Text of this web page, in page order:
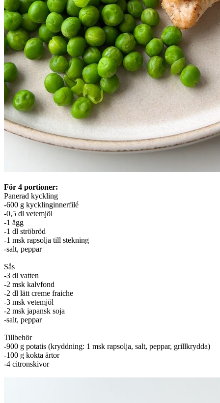
För 4 portioner:
Panerad kyckling
-600 g kycklinginnerfilé
-0,5 dl vetemjöl
-1 ägg
-1 dl ströbröd
-1 msk rapsolja till stekning
-salt, peppar
Sås
-3 dl vatten
-2 msk kalvfond
-2 dl lätt creme fraiche
-3 msk vetemjöl
-2 msk japansk soja
-salt, peppar
Tillbehör
-900 g potatis (kryddning: 1 msk rapsolja, salt, peppar, grillkrydda)
-100 g kokta ärtor
-4 citronskivor